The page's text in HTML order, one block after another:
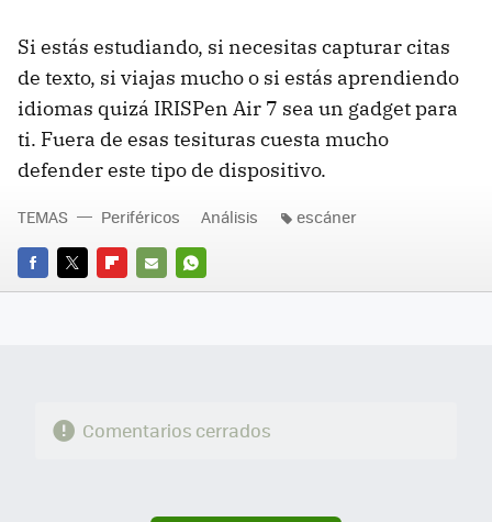
Si estás estudiando, si necesitas capturar citas
de texto, si viajas mucho o si estás aprendiendo
idiomas quizá IRISPen Air 7 sea un gadget para
ti. Fuera de esas tesituras cuesta mucho
defender este tipo de dispositivo.
FACEBOOK
TWITTERFLIPBOARD
E-
WHATSAPP
TEMAS Periféricos Análisis escáner
Comentarios cerrados